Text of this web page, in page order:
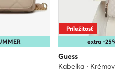
extra -
Príležitosť
Guess
Kabelka ·